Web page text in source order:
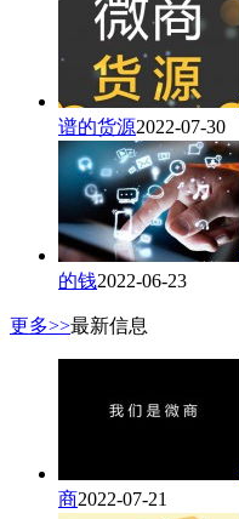
谱的货源2022-07-30
的钱2022-06-23
更多>>最新信息
商2022-07-21